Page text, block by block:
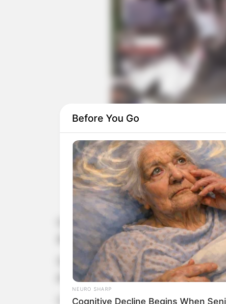
Uma carreta
Um acidente envolvendo um
gravemente feridas, na noite de
De acordo com a Polícia Rodoviária,
próximo ao quilômetro 521, um
Com o impacto, o guincho invadiu a
Before You Go
NEURO SHARP
Cognitive Decline Begins When